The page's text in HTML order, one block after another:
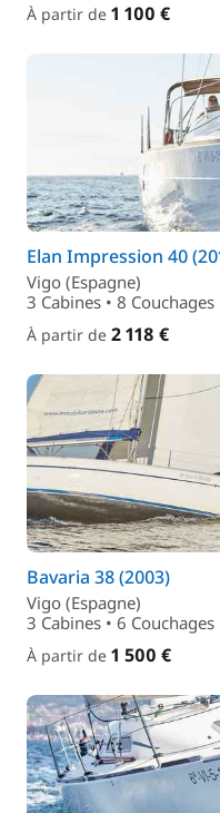
À partir de 1 100 €
Elan Impression 40
Vigo (Espagne)
3 Cabines • 8 Couchages
À partir de 2 118 €
Bavaria 38 (2003)
Vigo (Espagne)
3 Cabines • 6 Couchages
À partir de 1 500 €